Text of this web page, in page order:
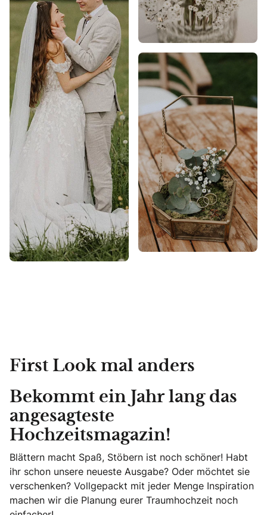
First Look mal anders
Bekommt ein Jahr lang das
angesagteste
Hochzeitsmagazin!
Blättern macht Spaß, Stöbern ist noch schöner! Habt
ihr schon unsere neueste Ausgabe? Oder möchtet sie
verschenken? Vollgepackt mit jeder Menge Inspiration
machen wir die Planung eurer Traumhochzeit noch